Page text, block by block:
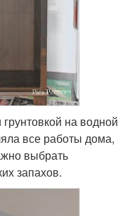
на водной
все работы дома,
выбрать
запахов.